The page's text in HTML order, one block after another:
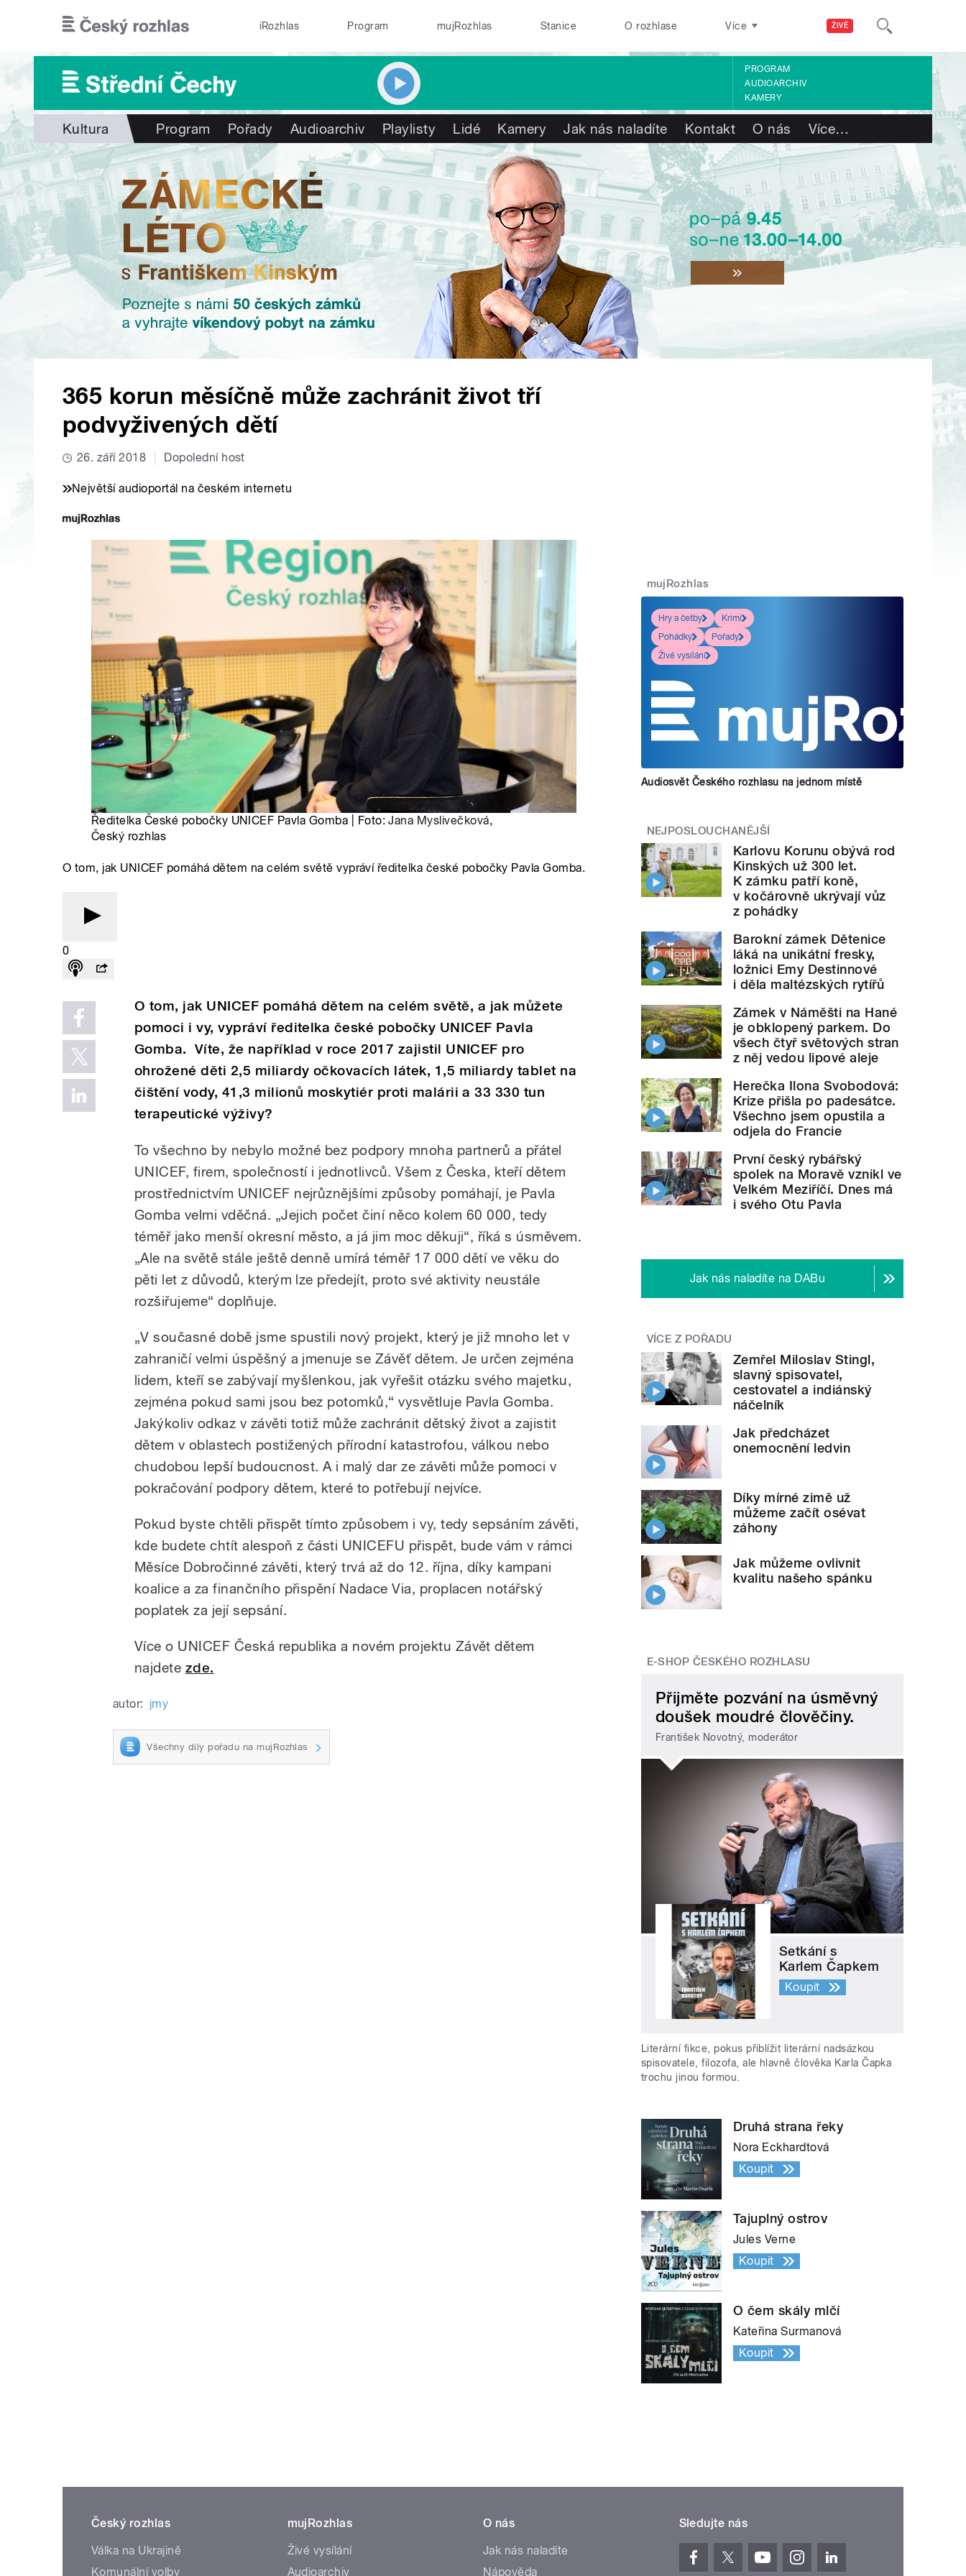
ŽIVĚ
iRozhlas Program mujRozhlas Stanice O rozhlase Více
PROGRAM
AUDIOARCHIV
KAMERY
Kultura Program Pořady Audioarchiv Playlisty Lidé Kamery Jak nás naladíte Kontakt O nás Více…
365 korun měsíčně může zachránit život tří
podvyživených dětí
26. září 2018 Dopolední host
Největší audioportál na českém internetu
Ředitelka České pobočky UNICEF Pavla Gomba | Foto:Jana Myslivečková,
Český rozhlas
O tom, jak UNICEF pomáhá dětem na celém světě vypráví ředitelka české pobočky Pavla Gomba.
0
O tom, jak UNICEF pomáhá dětem na celém světě, a jak můžete
pomoci i vy, vypráví ředitelka české pobočky UNICEF Pavla
Gomba. Víte, že například v roce 2017 zajistil UNICEF pro
ohrožené děti 2,5 miliardy očkovacích látek, 1,5 miliardy tablet na
čištění vody, 41,3 milionů moskytiér proti malárii a 33 330 tun
terapeutické výživy?
To všechno by nebylo možné bez podpory mnoha partnerů a přátel
UNICEF, firem, společností i jednotlivců. Všem z Česka, kteří dětem
prostřednictvím UNICEF nejrůznějšími způsoby pomáhají, je Pavla
Gomba velmi vděčná. „Jejich počet činí něco kolem 60 000, tedy
téměř jako menší okresní město, a já jim moc děkuji“, říká s úsměvem.
„Ale na světě stále ještě denně umírá téměř 17 000 dětí ve věku do
pěti let z důvodů, kterým lze předejít, proto své aktivity neustále
rozšiřujeme“ doplňuje.
„V současné době jsme spustili nový projekt, který je již mnoho let v
zahraničí velmi úspěšný a jmenuje se Závěť dětem. Je určen zejména
lidem, kteří se zabývají myšlenkou, jak vyřešit otázku svého majetku,
zejména pokud sami jsou bez potomků,“ vysvětluje Pavla Gomba.
Jakýkoliv odkaz v závěti totiž může zachránit dětský život a zajistit
dětem v oblastech postižených přírodní katastrofou, válkou nebo
chudobou lepší budoucnost. A i malý dar ze závěti může pomoci v
pokračování podpory dětem, které to potřebují nejvíce.
Pokud byste chtěli přispět tímto způsobem i vy, tedy sepsáním závěti,
kde budete chtít alespoň z části UNICEFU přispět, bude vám v rámci
Měsíce Dobročinné závěti, který trvá až do 12. října, díky kampani
koalice a za finančního přispění Nadace Via, proplacen notářský
poplatek za její sepsání.
Více o UNICEF Česká republika a novém projektu Závět dětem
najdete zde.
autor: jmy
Všechny díly pořadu na mujRozhlas
mujRozhlas
Hry a četby
Krimi
Pohádky
Pořady
Živé vysílání
Audiosvět Českého rozhlasu na jednom místě
NEJPOSLOUCHANĚJŠÍ
Karlovu Korunu obývá rod
Kinských už 300 let.
K zámku patří koně,
v kočárovně ukrývají vůz
z pohádky
Barokní zámek Dětenice
láká na unikátní fresky,
ložnici Emy Destinnové
i děla maltézských rytířů
Zámek v Náměšti na Hané
je obklopený parkem. Do
všech čtyř světových stran
z něj vedou lipové aleje
Herečka Ilona Svobodová:
Krize přišla po padesátce.
Všechno jsem opustila a
odjela do Francie
První český rybářský
spolek na Moravě vznikl ve
Velkém Meziříčí. Dnes má
i svého Otu Pavla
Jak nás naladíte na DABu
VÍCE Z POŘADU
Zemřel Miloslav Stingl,
slavný spisovatel,
cestovatel a indiánský
náčelník
Jak předcházet
onemocnění ledvin
Díky mírné zimě už
můžeme začít osévat
záhony
Jak můžeme ovlivnit
kvalitu našeho spánku
E-SHOP ČESKÉHO ROZHLASU
Přijměte pozvání na úsměvný
doušek moudré člověčiny.
František Novotný, moderátor
Setkání s
Karlem Čapkem
Koupit
Literární fikce, pokus přiblížit literární nadsázkou
spisovatele, filozofa, ale hlavně člověka Karla Čapka
trochu jinou formou.
Druhá strana řeky
Nora Eckhardtová
Koupit
Tajuplný ostrov
Jules Verne
Koupit
O čem skály mlčí
Kateřina Surmanová
Koupit
Český rozhlas
Válka na Ukrajině
Komunální volby
mujRozhlas
Živé vysílání
Audioarchiv
O nás
Jak nás naladíte
Nápověda
Sledujte nás